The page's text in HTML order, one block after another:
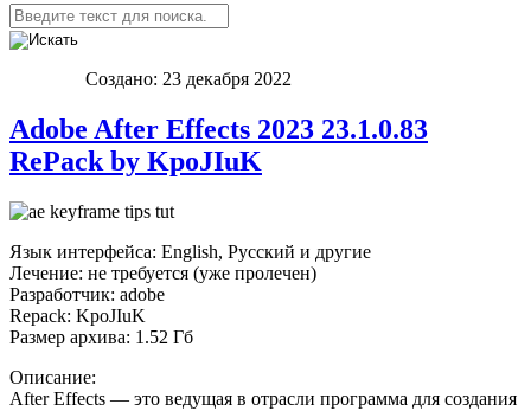
Создано: 23 декабря 2022
Adobe After Effects 2023 23.1.0.83
RePack by KpoJIuK
Язык интерфейса: English, Русский и другие
Лечение: не требуется (уже пролечен)
Разработчик: adobe
Repack: KpoJIuK
Размер архива: 1.52 Гб
Описание:
After Effects — это ведущая в отрасли программа для создания